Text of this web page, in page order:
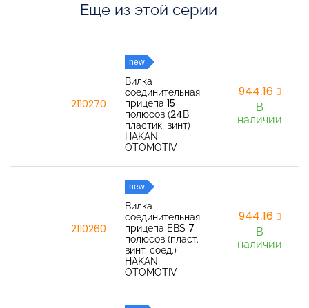
Еще из этой серии
2110270
new
Вилка
соединительная
прицепа 15
полюсов (24В,
пластик, винт)
HAKAN
OTOMOTIV
944,16
В
наличии
2110260
new
Вилка
соединительная
прицепа EBS 7
полюсов (пласт.
винт. соед.)
HAKAN
OTOMOTIV
944,16
В
наличии